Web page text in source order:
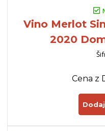
Vino Merlot
2020
Cena z